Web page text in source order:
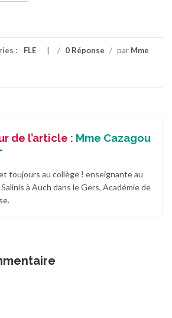
: FLE / 0 Réponse / par Mme
de l’article : Mme Cazagou
toujours au collège ! enseignante au
à Auch dans le Gers, Académie de